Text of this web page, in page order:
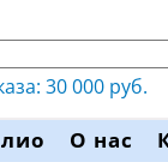
30 000 руб.
О нас